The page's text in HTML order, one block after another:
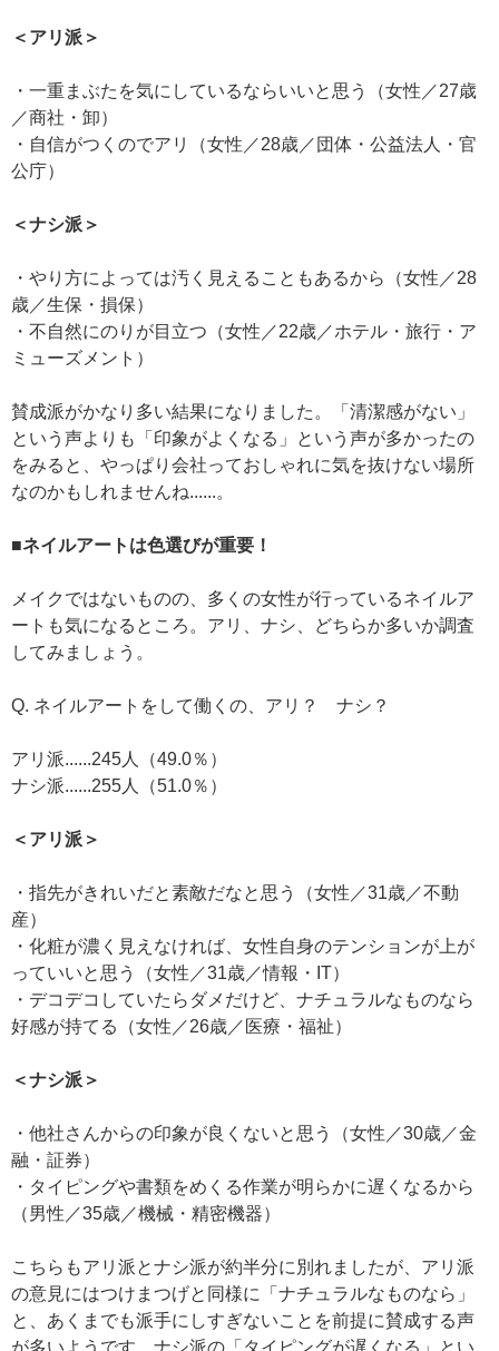
＜アリ派＞
・一重まぶたを気にしているならいいと思う（女性／27歳
／商社・卸）
・自信がつくのでアリ（女性／28歳／団体・公益法人・官
公庁）
＜ナシ派＞
・やり方によっては汚く見えることもあるから（女性／28
歳／生保・損保）
・不自然にのりが目立つ（女性／22歳／ホテル・旅行・ア
ミューズメント）
賛成派がかなり多い結果になりました。「清潔感がない」
という声よりも「印象がよくなる」という声が多かったの
をみると、やっぱり会社っておしゃれに気を抜けない場所
なのかもしれませんね......。
■ネイルアートは色選びが重要！
メイクではないものの、多くの女性が行っているネイルア
ートも気になるところ。アリ、ナシ、どちらか多いか調査
してみましょう。
Q. ネイルアートをして働くの、アリ？ ナシ？
アリ派......245人（49.0％）
ナシ派......255人（51.0％）
＜アリ派＞
・指先がきれいだと素敵だなと思う（女性／31歳／不動
産）
・化粧が濃く見えなければ、女性自身のテンションが上が
っていいと思う（女性／31歳／情報・IT）
・デコデコしていたらダメだけど、ナチュラルなものなら
好感が持てる（女性／26歳／医療・福祉）
＜ナシ派＞
・他社さんからの印象が良くないと思う（女性／30歳／金
融・証券）
・タイピングや書類をめくる作業が明らかに遅くなるから
（男性／35歳／機械・精密機器）
こちらもアリ派とナシ派が約半分に別れましたが、アリ派
の意見にはつけまつげと同様に「ナチュラルなものなら」
と、あくまでも派手にしすぎないことを前提に賛成する声